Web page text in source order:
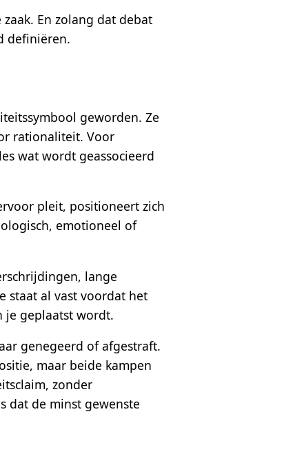
En zolang dat debat
definiëren.
geworden. Ze
rationaliteit. Voor
wat wordt geassocieerd
pleit, positioneert zich
emotioneel of
lange
staat al vast voordat het
je geplaatst wordt.
genegeerd of afgestraft.
maar beide kampen
zonder
dat de minst gewenste